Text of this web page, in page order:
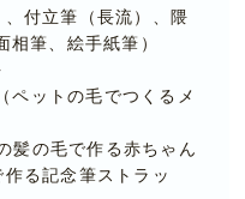
付立筆（長流）、隈
相筆、絵手紙筆）
ペットの毛でつくるメ
髪の毛で作る赤ちゃん
る記念筆ストラッ